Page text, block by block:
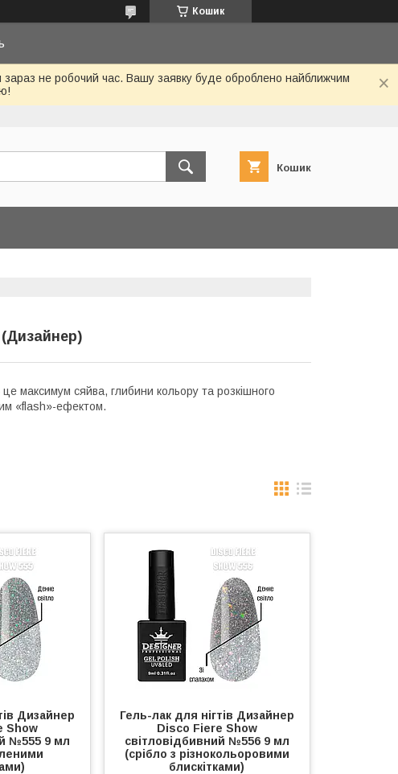
Кошик
не робочий час. Вашу заявку буде оброблено найближчим
Кошик
максимум сяйва, глибини кольору та розкішного
«flash»-ефектом.
Дизайнер
Show
№555 9 мл
Гель-лак для нігтів Дизайнер
Disco Fiere Show
світловідбивний №556 9 мл
(срібло з різнокольоровими
блискітками)